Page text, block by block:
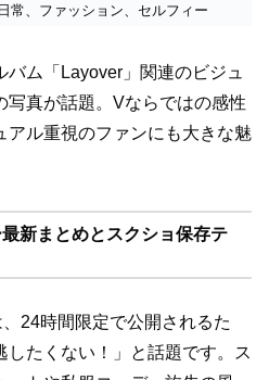
常、ファッション、セルフィー
ム「Layover」関連のビジュ
写真が話題。Vならではの感性
アル重視のファンにも大きな魅
新まとめとスクショ保存テ
24時間限定で公開されるた
たくない！」と話題です。ス